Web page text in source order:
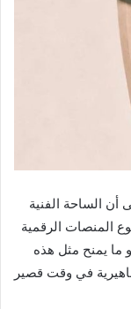
أن الساحة الفنية
المنصات الرقمية
ما يمنح مثل هذه
في وقت قصير